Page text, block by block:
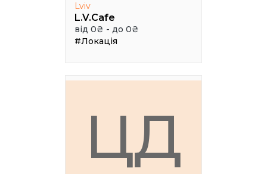
Lviv
L.V.Cafe
від 0₴ - до 0₴
#Локація
ЦД